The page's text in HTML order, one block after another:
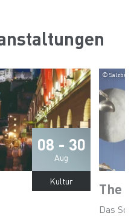
08 - 30
Aug
Kultur
©
The
Das